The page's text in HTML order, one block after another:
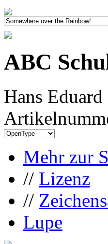
ABC
Hans
Mehr zur
// Lizenz
//
Lupe